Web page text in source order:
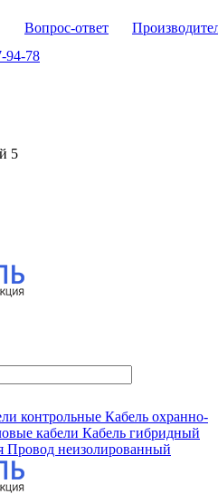
Вопрос-ответ
94-78
5
контрольные Кабель охранно-
кабели Кабель гибридный
Провод неизолированный